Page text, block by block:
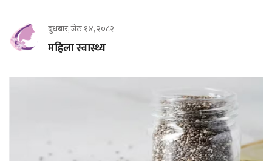
बुधबार, जेठ १४, २०८२
महिला स्वास्थ्य